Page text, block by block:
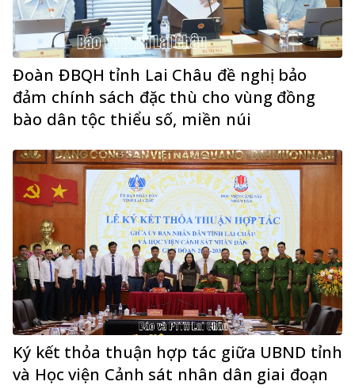
Đoàn ĐBQH tỉnh Lai Châu đề nghị bảo
đảm chính sách đặc thù cho vùng đồng
bào dân tộc thiểu số, miền núi
Ký kết thỏa thuận hợp tác giữa UBND tỉnh
và Học viện Cảnh sát nhân dân giai đoạn